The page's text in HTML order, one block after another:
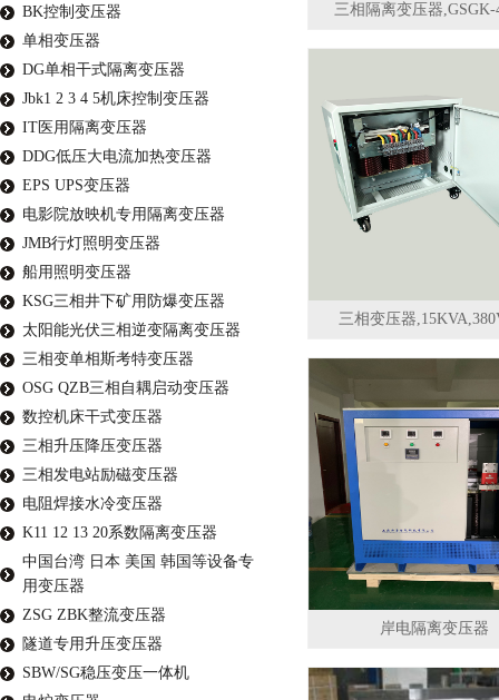
三相隔离变压器,GSGK-
三相变压器
岸电隔离变压器
BK控制变压器
单相变压器
DG单相干式隔离变压器
Jbk1 2 3 4 5机床控制变压器
IT医用隔离变压器
DDG低压大电流加热变压器
EPS UPS变压器
电影院放映机专用隔离变压器
JMB行灯照明变压器
船用照明变压器
KSG三相井下矿用防爆变压器
太阳能光伏三相逆变隔离变压器
三相变单相斯考特变压器
OSG QZB三相自耦启动变压器
数控机床干式变压器
三相升压降压变压器
三相发电站励磁变压器
电阻焊接水冷变压器
K11 12 13 20系数隔离变压器
中国台湾 日本 美国 韩国等设备专
用变压器
ZSG ZBK整流变压器
隧道专用升压变压器
SBW/SG稳压变压一体机